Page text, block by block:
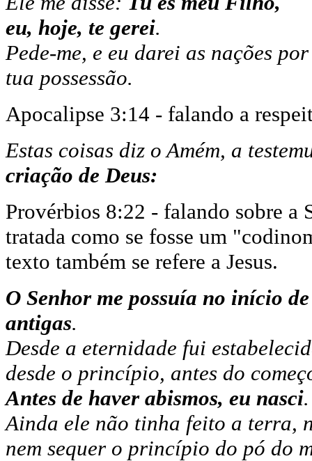
eu, hoje, te gerei.
Pede-me, e eu darei as nações
tua possessão.
Apocalipse 3:14 - falando a
Estas coisas diz o Amém, a
criação de Deus:
Provérbios 8:22 - falando sobre a
tratada como se fosse um
texto também se refere a Jesus.
O Senhor me possuía no início
antigas.
Desde a eternidade fui
desde o princípio, antes do
Antes de haver abismos, eu nasci.
Ainda ele não tinha feito a terra,
nem sequer o princípio do pó do